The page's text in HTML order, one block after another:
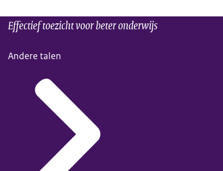
Effectief toezicht voor beter onderwijs
Andere talen